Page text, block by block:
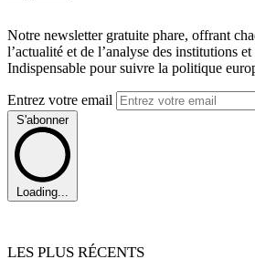
Notre newsletter gratuite phare, offrant
l’actualité et de l’analyse des institutions
Indispensable pour suivre la politique
Entrez votre email
S'abonner
Loading...
LES PLUS RÉCENTS